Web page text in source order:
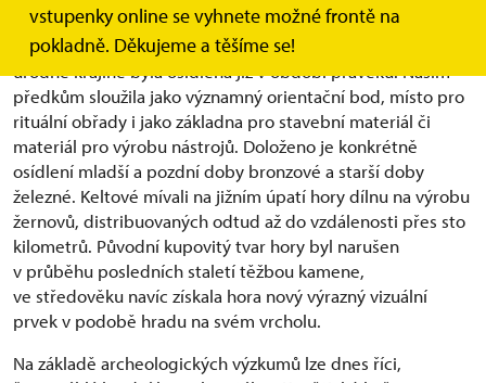
vstupenky online se vyhnete možné frontě na
pokladně. Děkujeme a těšíme se!
podobě, ale i významu, jenž pro zdejší obyvatele nesla.
Díky své siluetě a monumentálnímu postavení v rovinaté
úrodné krajině byla osídlena již v období pravěku. Našim
předkům sloužila jako významný orientační bod, místo pro
rituální obřady i jako základna pro stavební materiál či
materiál pro výrobu nástrojů. Doloženo je konkrétně
osídlení mladší a pozdní doby bronzové a starší doby
železné. Keltové mívali na jižním úpatí hory dílnu na výrobu
žernovů, distribuovaných odtud až do vzdálenosti přes sto
kilometrů. Původní kupovitý tvar hory byl narušen
v průběhu posledních staletí těžbou kamene,
ve středověku navíc získala hora nový výrazný vizuální
prvek v podobě hradu na svém vrcholu.
Na základě archeologických výzkumů lze dnes říci,